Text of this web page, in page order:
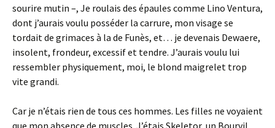
sourire mutin –, Je roulais des épaules comme Lino Ventura,
dont j’aurais voulu posséder la carrure, mon visage se
tordait de grimaces à la de Funès, et… je devenais Dewaere,
insolent, frondeur, excessif et tendre. J’aurais voulu lui
ressembler physiquement, moi, le blond maigrelet trop
vite grandi.
Car je n’étais rien de tous ces hommes. Les filles ne voyaient
que mon absence de muscles. J’étais Skeletor, un Bourvil